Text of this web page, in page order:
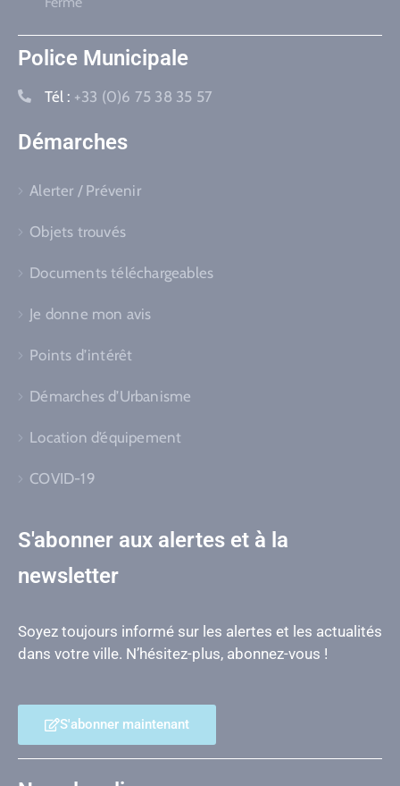
Police Municipale
Tél : +33 (0)6 75 38 35 57
Démarches
Alerter / Prévenir
Objets trouvés
Documents téléchargeables
Je donne mon avis
Points d’intérêt
Démarches d’Urbanisme
Location d’équipement
COVID-19
S'abonner aux alertes et à la
newsletter
Soyez toujours informé sur les alertes et les actualités
dans votre ville. N’hésitez-plus, abonnez-vous !
S'abonner maintenant